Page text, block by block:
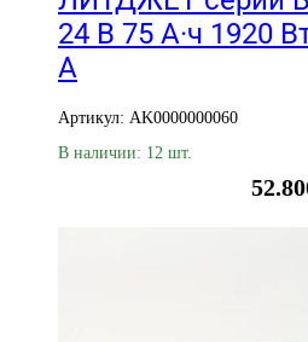
24 В 75 А·ч 1920
А
Артикул: AK0000000060
В наличии: 12 шт.